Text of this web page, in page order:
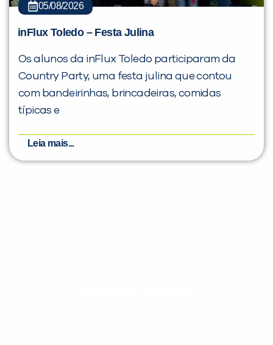
05/08/2026
inFlux Toledo – Festa Julina
Os alunos da inFlux Toledo participaram da
Country Party, uma festa julina que contou
com bandeirinhas, brincadeiras, comidas
típicas e
Leia mais...